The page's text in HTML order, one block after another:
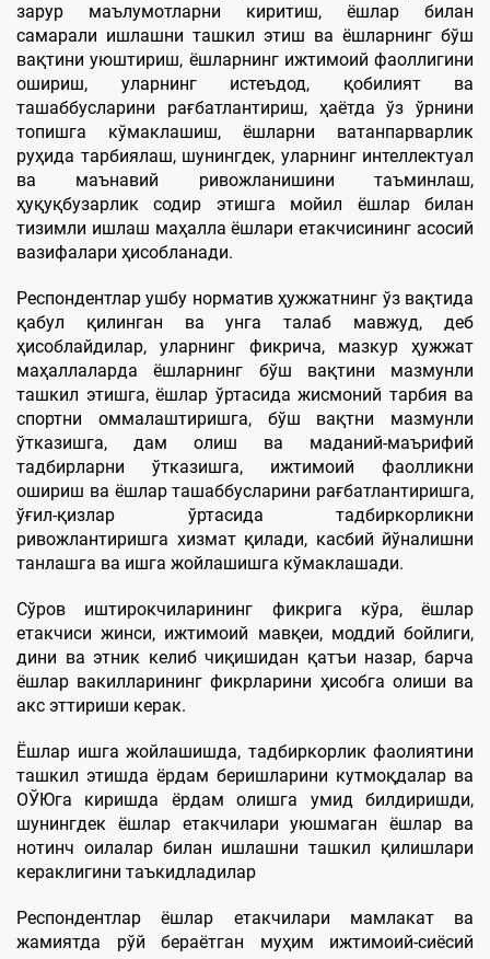
зарур маълумотларни киритиш, ёшлар билан
самарали ишлашни ташкил этиш ва ёшларнинг бўш
вақтини уюштириш, ёшларнинг ижтимоий фаоллигини
ошириш, уларнинг истеъдод, қобилият ва
ташаббусларини рағбатлантириш, ҳаётда ўз ўрнини
топишга кўмаклашиш, ёшларни ватанпарварлик
руҳида тарбиялаш, шунингдек, уларнинг интеллектуал
ва маънавий ривожланишини таъминлаш,
ҳуқуқбузарлик содир этишга мойил ёшлар билан
тизимли ишлаш маҳалла ёшлари етакчисининг асосий
вазифалари ҳисобланади.
Респондентлар ушбу норматив ҳужжатнинг ўз вақтида
қабул қилинган ва унга талаб мавжуд, деб
ҳисоблайдилар, уларнинг фикрича, мазкур ҳужжат
маҳаллаларда ёшларнинг бўш вақтини мазмунли
ташкил этишга, ёшлар ўртасида жисмоний тарбия ва
спортни оммалаштиришга, бўш вақтни мазмунли
ўтказишга, дам олиш ва маданий-маърифий
тадбирларни ўтказишга, ижтимоий фаолликни
ошириш ва ёшлар ташаббусларини рағбатлантиришга,
ўғил-қизлар ўртасида тадбиркорликни
ривожлантиришга хизмат қилади, касбий йўналишни
танлашга ва ишга жойлашишга кўмаклашади.
Сўров иштирокчиларининг фикрига кўра, ёшлар
етакчиси жинси, ижтимоий мавқеи, моддий бойлиги,
дини ва этник келиб чиқишидан қатъи назар, барча
ёшлар вакилларининг фикрларини ҳисобга олиши ва
акс эттириши керак.
Ёшлар ишга жойлашишда, тадбиркорлик фаолиятини
ташкил этишда ёрдам беришларини кутмоқдалар ва
ОЎЮга киришда ёрдам олишга умид билдиришди,
шунингдек ёшлар етакчилари уюшмаган ёшлар ва
нотинч оилалар билан ишлашни ташкил қилишлари
кераклигини таъкидладилар
Респондентлар ёшлар етакчилари мамлакат ва
жамиятда рўй бераётган муҳим ижтимоий-сиёсий